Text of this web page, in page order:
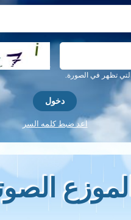
تظهر في الصورة.
احصل على كلمة
اعد ضبط كلمه السر
الموزع